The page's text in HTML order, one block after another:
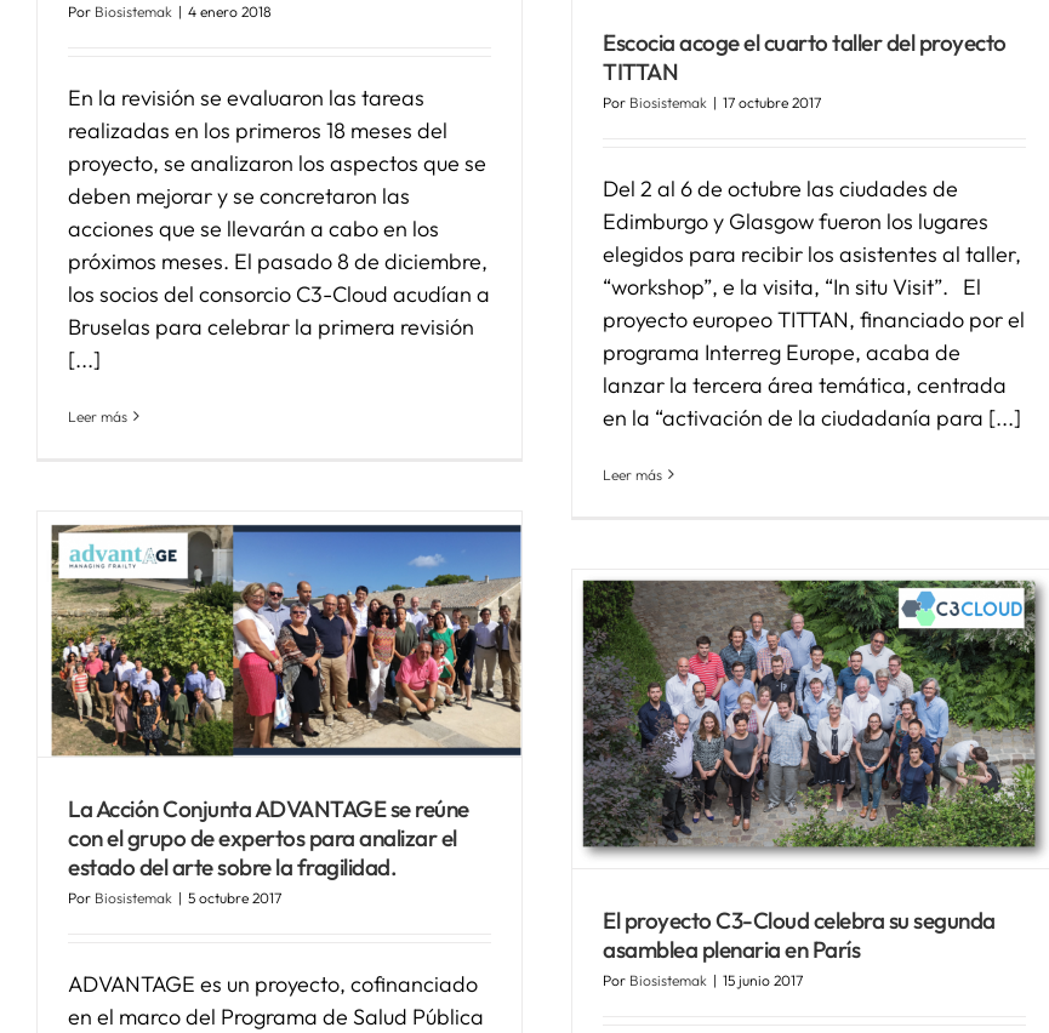
Por Biosistemak | 4 enero 2018
En la revisión se evaluaron las tareas
realizadas en los primeros 18 meses del
proyecto, se analizaron los aspectos que se
deben mejorar y se concretaron las
acciones que se llevarán a cabo en los
próximos meses. El pasado 8 de diciembre,
los socios del consorcio C3-Cloud acudían a
Bruselas para celebrar la primera revisión
[...]
Leer más
Escocia acoge el cuarto taller del proyecto
TITTAN
Por Biosistemak | 17 octubre 2017
Del 2 al 6 de octubre las ciudades de
Edimburgo y Glasgow fueron los lugares
elegidos para recibir los asistentes al taller,
“workshop”, e la visita, “In situ Visit”. El
proyecto europeo TITTAN, financiado por el
programa Interreg Europe, acaba de
lanzar la tercera área temática, centrada
en la “activación de la ciudadanía para [...]
Leer más
La Acción Conjunta ADVANTAGE se reúne
con el grupo de expertos para analizar el
estado del arte sobre la fragilidad.
Por Biosistemak | 5 octubre 2017
ADVANTAGE es un proyecto, cofinanciado
en el marco del Programa de Salud Pública
El proyecto C3-Cloud celebra
su segunda asamblea
plenaria en París
El proyecto C3-Cloud celebra su segunda
asamblea plenaria en París
Por Biosistemak | 15 junio 2017
Los proyectos europeos de
Kronikgune y Osakidetza se
presentan en el IX Congreso
Nacional de Atención
Sanitaria al Paciente Crónico
Noticias Biosistemak